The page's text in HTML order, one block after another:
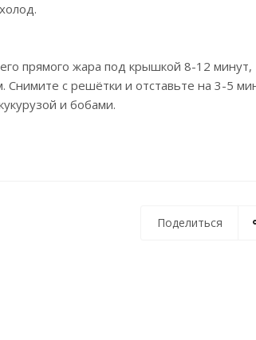
прямого жара под крышкой 8-12 минут,
Снимите с решётки и отставьте на 3-5
и бобами.
Поделиться